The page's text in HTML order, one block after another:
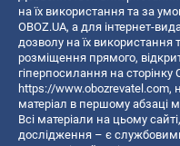
на їх використання та за
OBOZ.UA, а для інтернет-
дозволу на їх використання
розміщення прямого,
гіперпосилання на
https://www.obozrevatel.com,
матеріал в першому абзаці
Всі матеріали на цьому
дослідження – є